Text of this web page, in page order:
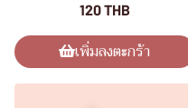
120 THB
เพิ่มลงตะกร้า